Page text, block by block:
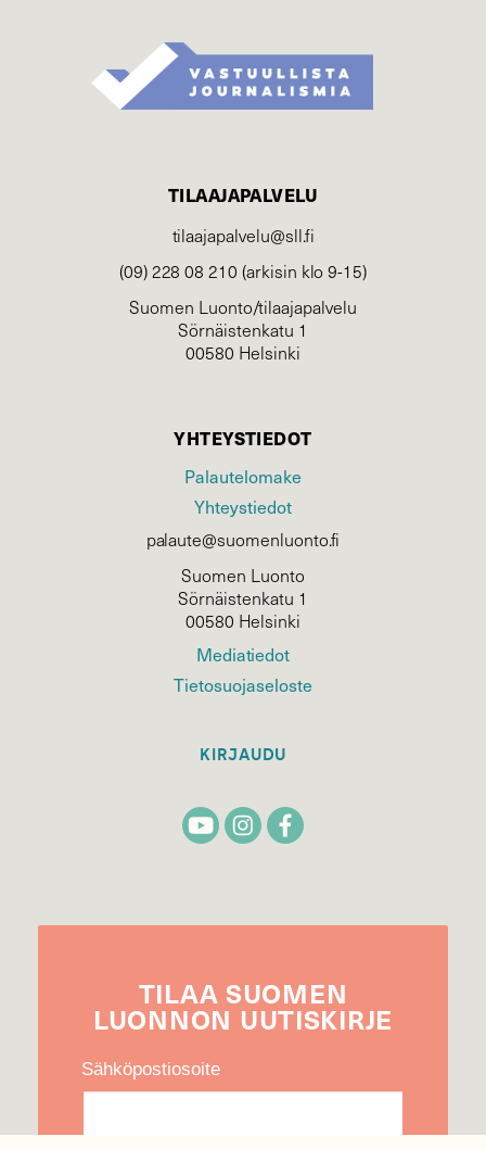
TILAAJAPALVELU
tilaajapalvelu@sll.fi
(09) 228 08 210 (arkisin klo 9-15)
Suomen Luonto/tilaajapalvelu
Sörnäistenkatu 1
00580 Helsinki
YHTEYSTIEDOT
Palautelomake
Yhteystiedot
palaute@suomenluonto.fi
Suomen Luonto
Sörnäistenkatu 1
00580 Helsinki
Mediatiedot
Tietosuojaseloste
KIRJAUDU
TILAA SUOMEN
LUONNON UUTIS­KIRJE
Sähköpostiosoite